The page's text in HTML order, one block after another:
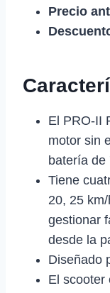
Precio
El PRO-II
motor sin
batería de
Tiene
20, 25
gestionar
desde la
Diseñado
El scooter